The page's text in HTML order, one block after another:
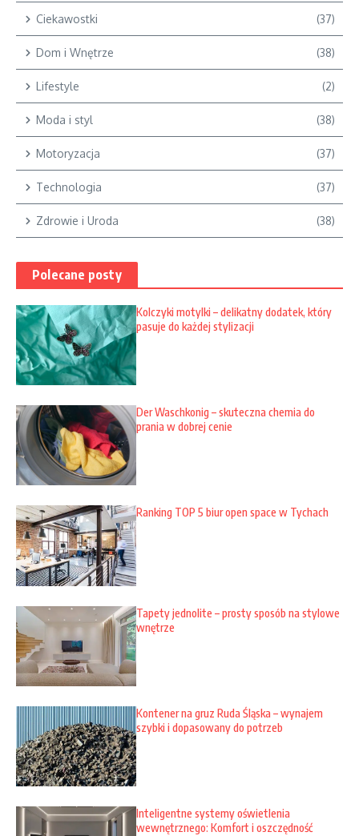
Ciekawostki (37)
Dom i Wnętrze (38)
Lifestyle (2)
Moda i styl (38)
Motoryzacja (37)
Technologia (37)
Zdrowie i Uroda (38)
Polecane posty
Kolczyki motylki – delikatny dodatek, który
pasuje do każdej stylizacji
Der Waschkonig – skuteczna chemia do
prania w dobrej cenie
Ranking TOP 5 biur open space w Tychach
Tapety jednolite – prosty sposób na stylowe
wnętrze
Kontener na gruz Ruda Śląska – wynajem
szybki i dopasowany do potrzeb
Inteligentne systemy oświetlenia
wewnętrznego: Komfort i oszczędność